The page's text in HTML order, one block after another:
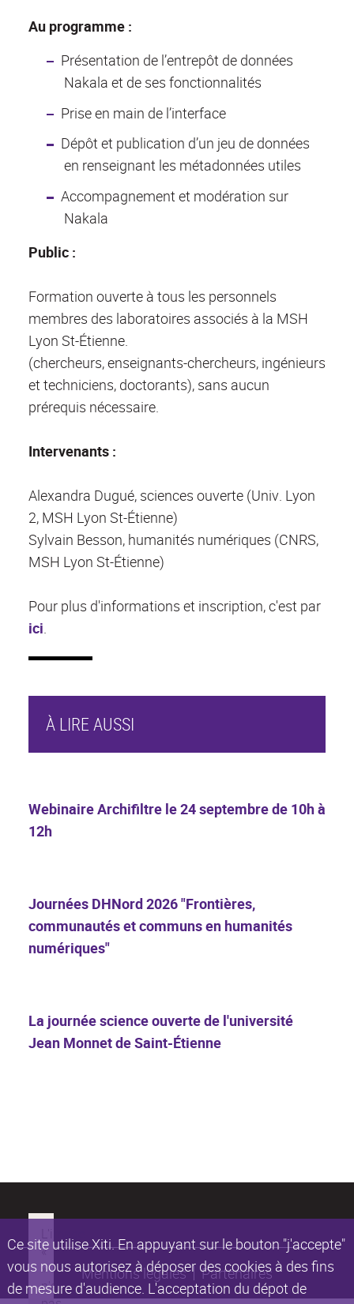
Ce site utilise Xiti. En appuyant sur le bouton "j'accepte"
vous nous autorisez à déposer des cookies à des fins
de mesure d'audience. L'acceptation du dépot de
Au programme :
Présentation de l’entrepôt de données
Nakala et de ses fonctionnalités
Prise en main de l’interface
Dépôt et publication d’un jeu de données
en renseignant les métadonnées utiles
Accompagnement et modération sur
Nakala
Public :
Formation ouverte à tous les personnels
membres des laboratoires associés à la MSH
Lyon St-Étienne.
(chercheurs, enseignants-chercheurs, ingénieurs
et techniciens, doctorants), sans aucun
prérequis nécessaire.
Intervenants :
Alexandra Dugué, sciences ouverte (Univ. Lyon
2, MSH Lyon St-Étienne)
Sylvain Besson, humanités numériques (CNRS,
MSH Lyon St-Étienne)
Pour plus d'informations et inscription, c'est par
ici
À LIRE AUSSI
Webinaire Archifiltre le 24 septembre de 10h à
12h
Journées DHNord 2026 "Frontières,
communautés et communs en humanités
numériques"
La journée science ouverte de l'université
Jean Monnet de Saint-Étienne
Mentions légales Partenaires